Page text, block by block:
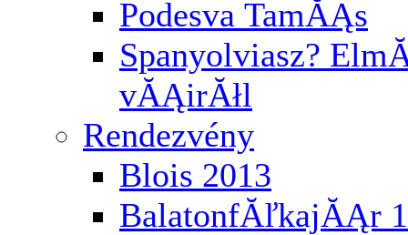
Podesva TamĂĄs
Spanyolviasz?
vĂĄirĂłl
Rendezvény
Blois 2013
BalatonfĂľkajĂĄr